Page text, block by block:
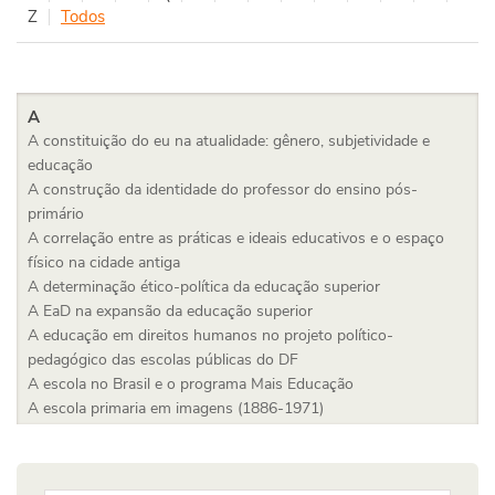
Z
Todos
A
A constituição do eu na atualidade: gênero, subjetividade e
educação
A construção da identidade do professor do ensino pós-
primário
A correlação entre as práticas e ideais educativos e o espaço
físico na cidade antiga
A determinação ético-política da educação superior
A EaD na expansão da educação superior
A educação em direitos humanos no projeto político-
pedagógico das escolas públicas do DF
A escola no Brasil e o programa Mais Educação
A escola primaria em imagens (1886-1971)